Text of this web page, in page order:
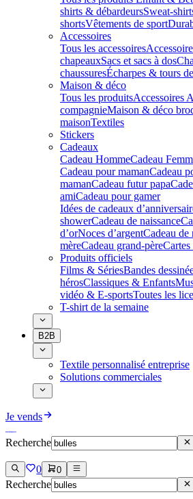
shirts & débardeursSweat-
shortsVêtements de sport
Accessoires
Tous les accessoires
chapeauxSacs et sacs à dos
chaussuresÉcharpes & tours
Maison & déco
Tous les produitsAccessoires
compagnieMaison & déco
maisonTextiles
Stickers
Cadeaux
Cadeau HommeCadeau
Cadeau pour mamanCadeau
mamanCadeau futur papa
amiCadeau pour gamer
Idées de cadeaux
showerCadeau de naissance
d’orNoces d’argentCadeau de
mèreCadeau grand-pèreCartes
Produits officiels
Films & SériesBandes
hérosClassiques & Enfants
vidéo & E-sportsToutes les
T-shirt de la semaine
B2B
Textile personnalisé entreprise
Solutions commerciales
Je vends
Recherche
0 0
Recherche